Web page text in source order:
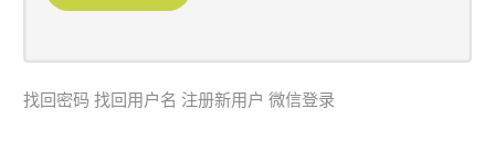
SampleSidebar Module
找回密码 找回用户名 注册新用户 微信登录